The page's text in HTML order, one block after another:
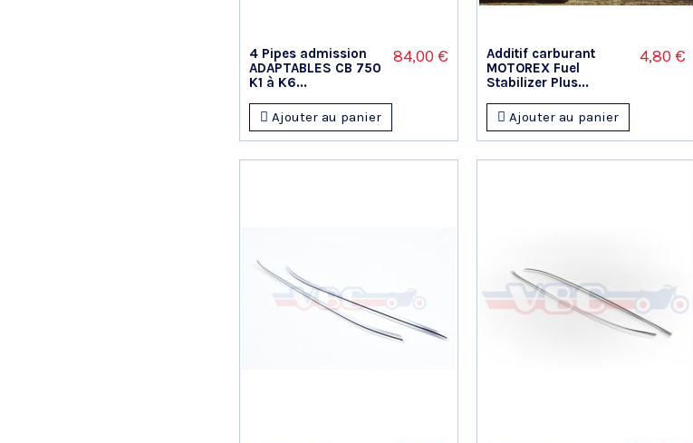
4 Pipes admission
ADAPTABLES CB 750
K1 à K6...
84,00 €
Ajouter au panier
Additif carburant
MOTOREX Fuel
Stabilizer Plus...
4,80 €
Ajouter au panier